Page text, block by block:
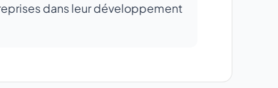
dans leur développement